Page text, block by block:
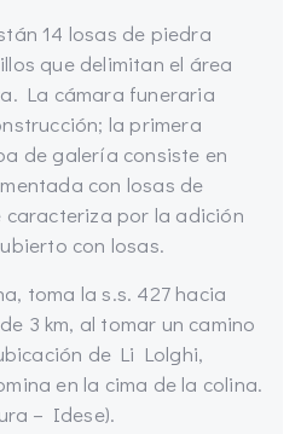
14 losas de piedra
que delimitan el área
La cámara funeraria
la primera
de galería consiste en
con losas de
por la adición
con losas.
toma la s.s. 427 hacia
3 km, al tomar un camino
de Li Lolghi,
en la cima de la colina.
– Idese).